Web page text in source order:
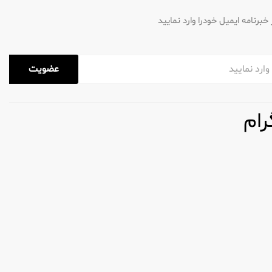
وقفه آسان‌تر می‌کند.
را قبل از خرید آزمایش کنند. با این وجود، این
به ویژه، این نگرانی را می توان با خرید از
ایمیل خودرا وارد نمایید
عضویت